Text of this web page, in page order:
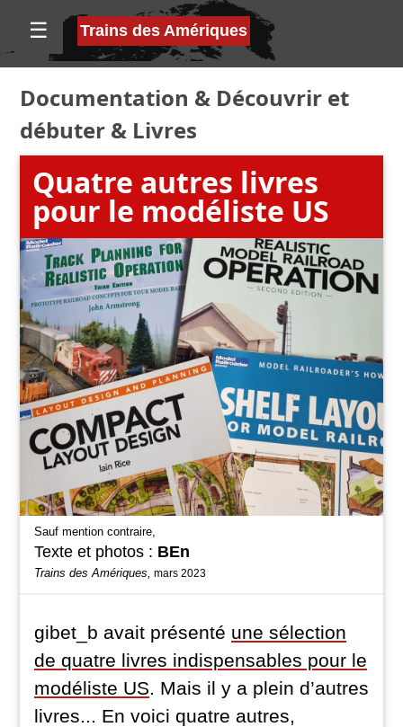
☰ Trains des Amériques
Documentation & Découvrir et
débuter & Livres
Quatre autres livres
pour le modéliste US
Sauf mention contraire,
Texte et photos : BEn
Trains des Amériques, mars 2023
gibet_b avait présenté une sélection
de quatre livres indispensables pour le
modéliste US. Mais il y a plein d’autres
livres... En voici quatre autres,